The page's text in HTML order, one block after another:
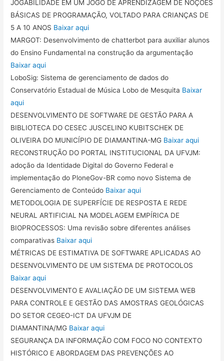
JOGABILIDADE EM UM JOGO DE APRENDIZAGEM DE NOÇÕES
BÁSICAS DE PROGRAMAÇÃO, VOLTADO PARA CRIANÇAS DE
5 A 10 ANOS Baixar aqui
MARGOT: Desenvolvimento de chatterbot para auxiliar alunos
do Ensino Fundamental na construção da argumentação
Baixar aqui
LoboSig: Sistema de gerenciamento de dados do
Conservatório Estadual de Música Lobo de Mesquita Baixar
aqui
DESENVOLVIMENTO DE SOFTWARE DE GESTÃO PARA A
BIBLIOTECA DO CESEC JUSCELINO KUBITSCHEK DE
OLIVEIRA DO MUNICÍPIO DE DIAMANTINA-MG Baixar aqui
RECONSTRUÇÃO DO PORTAL INSTITUCIONAL DA UFVJM:
adoção da Identidade Digital do Governo Federal e
implementação do PloneGov-BR como novo Sistema de
Gerenciamento de Conteúdo Baixar aqui
METODOLOGIA DE SUPERFÍCIE DE RESPOSTA E REDE
NEURAL ARTIFICIAL NA MODELAGEM EMPÍRICA DE
BIOPROCESSOS: Uma revisão sobre diferentes análises
comparativas Baixar aqui
MÉTRICAS DE ESTIMATIVA DE SOFTWARE APLICADAS AO
DESENVOLVIMENTO DE UM SISTEMA DE PROTOCOLOS
Baixar aqui
DESENVOLVIMENTO E AVALIAÇÃO DE UM SISTEMA WEB
PARA CONTROLE E GESTÃO DAS AMOSTRAS GEOLÓGICAS
DO SETOR CEGEO-ICT DA UFVJM DE
DIAMANTINA/MG Baixar aqui
SEGURANÇA DA INFORMAÇÃO COM FOCO NO CONTEXTO
HISTÓRICO E ABORDAGEM DAS PREVENÇÕES AO